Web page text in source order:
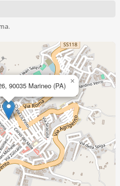
90035 Marineo (PA) ×